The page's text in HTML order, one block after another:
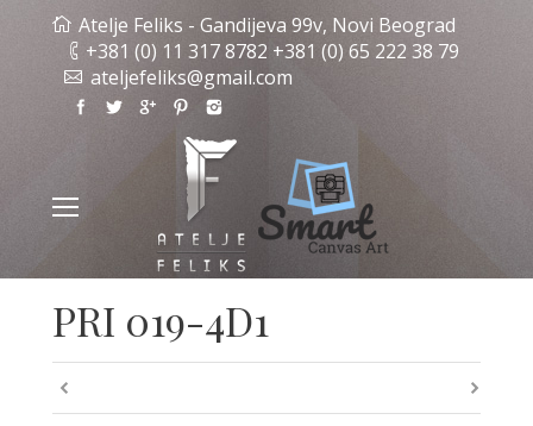
Atelje Feliks - Gandijeva 99v, Novi Beograd
+381 (0) 11 317 8782 +381 (0) 65 222 38 79
ateljefeliks@gmail.com
PRI 019-4D1